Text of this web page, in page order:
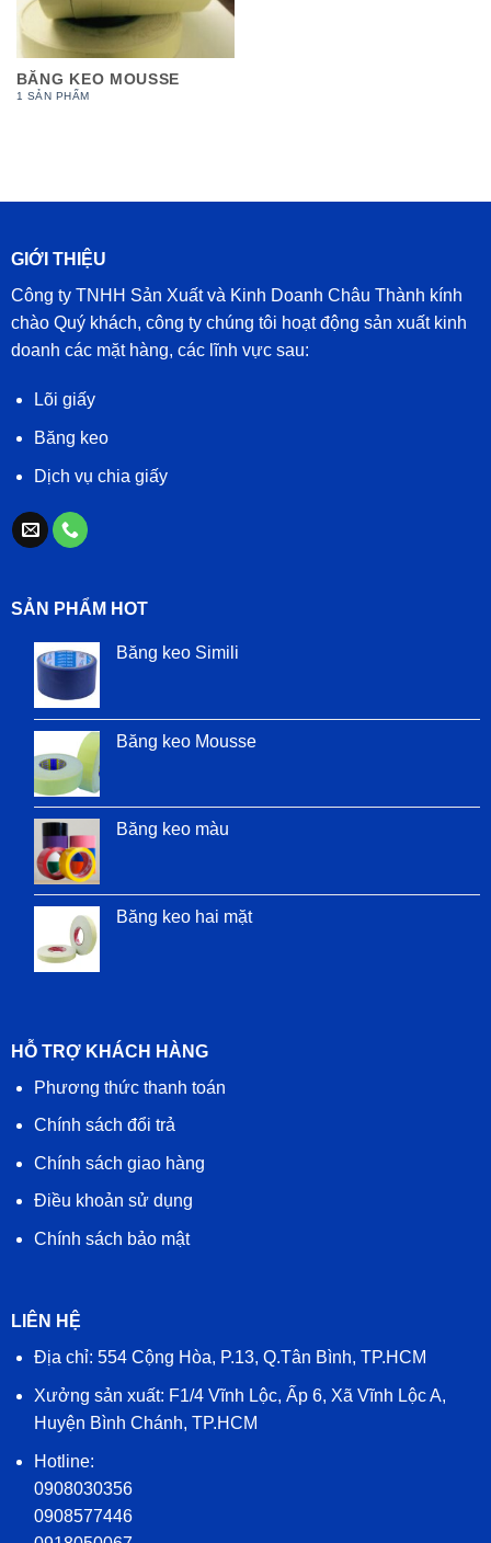
BĂNG KEO MOUSSE
1 SẢN PHẨM
GIỚI THIỆU
Công ty TNHH Sản Xuất và Kinh Doanh Châu Thành kính
chào Quý khách, công ty chúng tôi hoạt động sản xuất kinh
doanh các mặt hàng, các lĩnh vực sau:
Lõi giấy
Băng keo
Dịch vụ chia giấy
SẢN PHẨM HOT
Băng keo Simili
Băng keo Mousse
Băng keo màu
Băng keo hai mặt
HỖ TRỢ KHÁCH HÀNG
Phương thức thanh toán
Chính sách đổi trả
Chính sách giao hàng
Điều khoản sử dụng
Chính sách bảo mật
LIÊN HỆ
Địa chỉ: 554 Cộng Hòa, P.13, Q.Tân Bình, TP.HCM
Xưởng sản xuất: F1/4 Vĩnh Lộc, Ấp 6, Xã Vĩnh Lộc A,
Huyện Bình Chánh, TP.HCM
Hotline:
0908030356
0908577446